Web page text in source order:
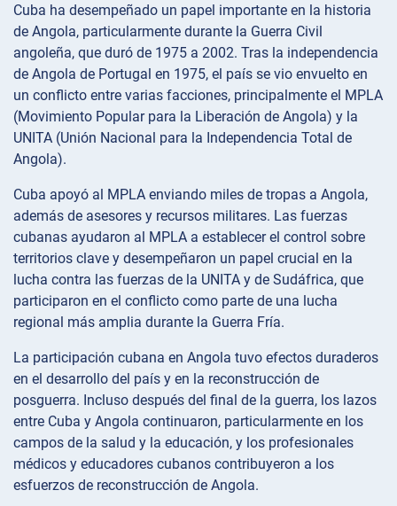
Cuba ha desempeñado un papel importante en la historia
de Angola, particularmente durante la Guerra Civil
angoleña, que duró de 1975 a 2002. Tras la independencia
de Angola de Portugal en 1975, el país se vio envuelto en
un conflicto entre varias facciones, principalmente el MPLA
(Movimiento Popular para la Liberación de Angola) y la
UNITA (Unión Nacional para la Independencia Total de
Angola).
Cuba apoyó al MPLA enviando miles de tropas a Angola,
además de asesores y recursos militares. Las fuerzas
cubanas ayudaron al MPLA a establecer el control sobre
territorios clave y desempeñaron un papel crucial en la
lucha contra las fuerzas de la UNITA y de Sudáfrica, que
participaron en el conflicto como parte de una lucha
regional más amplia durante la Guerra Fría.
La participación cubana en Angola tuvo efectos duraderos
en el desarrollo del país y en la reconstrucción de
posguerra. Incluso después del final de la guerra, los lazos
entre Cuba y Angola continuaron, particularmente en los
campos de la salud y la educación, y los profesionales
médicos y educadores cubanos contribuyeron a los
esfuerzos de reconstrucción de Angola.